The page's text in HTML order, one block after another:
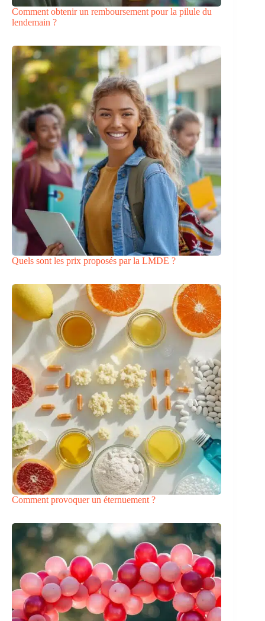
Comment obtenir un remboursement pour la pilule du
lendemain ?
Quels sont les prix proposés par la LMDE ?
Comment provoquer un éternuement ?